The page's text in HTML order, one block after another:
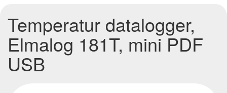
Temperatur datalogger,
Elmalog 181T, mini PDF
USB